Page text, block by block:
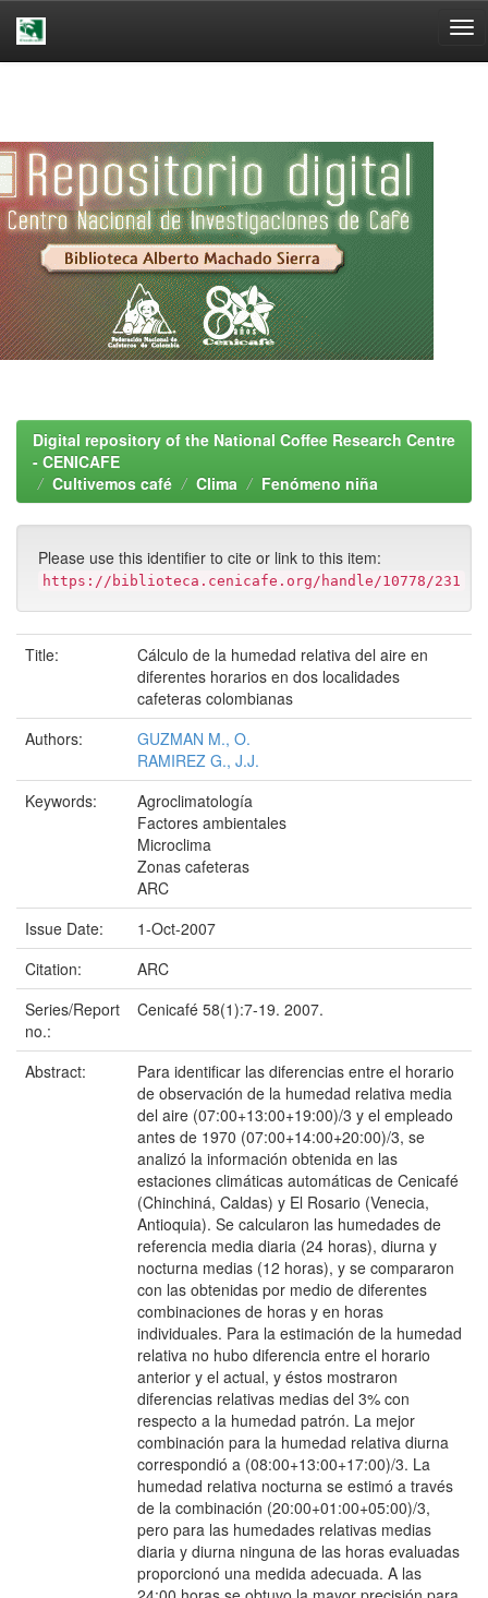
Digital repository of the National Coffee Research Centre
- CENICAFE
Cultivemos café
Clima Fenómeno niña
Please use this identifier to cite or link to this item:
https://biblioteca.cenicafe.org/handle/10778/231
Title:
Cálculo de la humedad relativa del aire en
diferentes horarios en dos localidades
cafeteras colombianas
Authors:
GUZMAN M., O.
RAMIREZ G., J.J.
Keywords:
Agroclimatología
Factores ambientales
Microclima
Zonas cafeteras
ARC
Issue Date:
1-Oct-2007
Citation:
ARC
Series/Report
no.:
Cenicafé 58(1):7-19. 2007.
Abstract:
Para identificar las diferencias entre el horario
de observación de la humedad relativa media
del aire (07:00+13:00+19:00)/3 y el empleado
antes de 1970 (07:00+14:00+20:00)/3, se
analizó la información obtenida en las
estaciones climáticas automáticas de Cenicafé
(Chinchiná, Caldas) y El Rosario (Venecia,
Antioquia). Se calcularon las humedades de
referencia media diaria (24 horas), diurna y
nocturna medias (12 horas), y se compararon
con las obtenidas por medio de diferentes
combinaciones de horas y en horas
individuales. Para la estimación de la humedad
relativa no hubo diferencia entre el horario
anterior y el actual, y éstos mostraron
diferencias relativas medias del 3% con
respecto a la humedad patrón. La mejor
combinación para la humedad relativa diurna
correspondió a (08:00+13:00+17:00)/3. La
humedad relativa nocturna se estimó a través
de la combinación (20:00+01:00+05:00)/3,
pero para las humedades relativas medias
diaria y diurna ninguna de las horas evaluadas
proporcionó una medida adecuada. A las